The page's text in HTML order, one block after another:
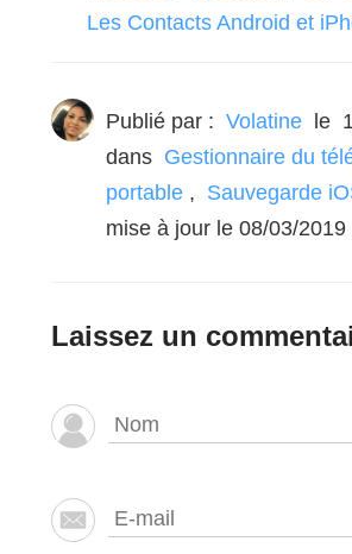
Les Contacts Android et
Publié par : Volatine le
dans Gestionnaire du
portable , Sauvegarde
mise à jour le 08/03/2019
Laissez un